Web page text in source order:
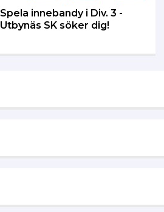
Spela innebandy i Div. 3 -
Utbynäs SK söker dig!